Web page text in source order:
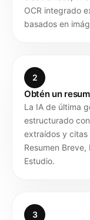
OCR integrado
basados en
2
Obtén un
La IA de última
estructurado
extraídos y citas
Resumen
Estudio.
3